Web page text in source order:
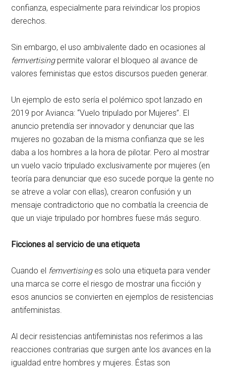
confianza, especialmente para reivindicar los propios
derechos.
Sin embargo, el uso ambivalente dado en ocasiones al
femvertisingpermite valorar el bloqueo al avance de
valores feministas que estos discursos pueden generar.
Un ejemplo de esto sería el polémico spot lanzado en
2019 por Avianca: “Vuelo tripulado por Mujeres”. El
anuncio pretendía ser innovador y denunciar que las
mujeres no gozaban de la misma confianza que se les
daba a los hombres a la hora de pilotar. Pero al mostrar
un vuelo vacío tripulado exclusivamente por mujeres (en
teoría para denunciar que eso sucede porque la gente no
se atreve a volar con ellas), crearon confusión y un
mensaje contradictorio que no combatía la creencia de
que un viaje tripulado por hombres fuese más seguro.
Ficciones al servicio de una etiqueta
Cuando el femvertisinges solo una etiqueta para vender
una marca se corre el riesgo de mostrar una ficción y
esos anuncios se convierten en ejemplos de resistencias
antifeministas.
Al decir resistencias antifeministas nos referimos a las
reacciones contrarias que surgen ante los avances en la
igualdad entre hombres y mujeres. Éstas son